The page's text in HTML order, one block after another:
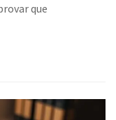
que